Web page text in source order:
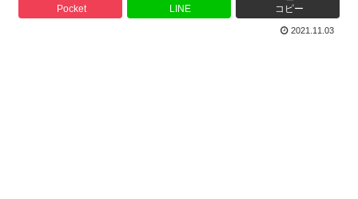
Pocket LINE コピー
2021.11.03